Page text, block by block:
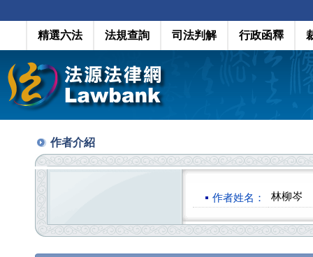
精選六法 法規查詢 司法判解 行政函釋
作者介紹
作者姓名： 林柳岑